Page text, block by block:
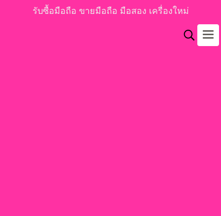
รับซื้อมือถือ ขายมือถือ มือสอง เครื่องใหม่